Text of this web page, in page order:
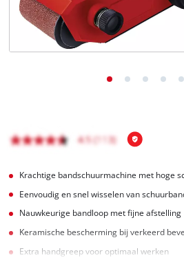
Krachtige bandschuurmachine met hoge
Eenvoudig en snel wisselen van
Nauwkeurige bandloop met fijne afstelling
Keramische bescherming bij verkeerd
Extra handgreep voor optimaal werken